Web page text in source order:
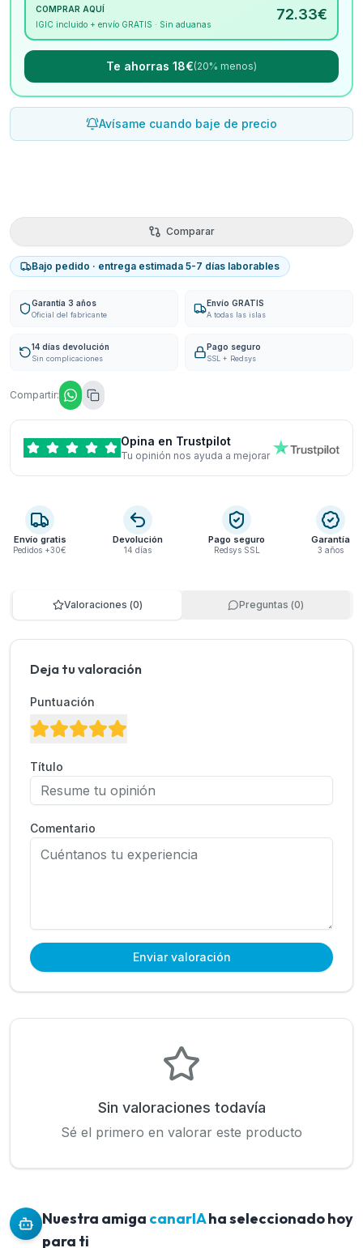
COMPRAR AQUÍ
IGIC incluido + envío GRATIS · Sin aduanas
72.33€
Te ahorras 18€(20% menos)
Avísame cuando baje de precio
Comparar
Bajo pedido · entrega estimada 5-7 días laborables
Garantía 3 años
Oficial del fabricante
Envío GRATIS
A todas las islas
14 días devolución
Sin complicaciones
Pago seguro
SSL + Redsys
Compartir:
Opina en Trustpilot
Tu opinión nos ayuda a mejorar
Envío gratis
Pedidos +30€
Devolución
14 días
Pago seguro
Redsys SSL
Garantía
3 años
Valoraciones (0) Preguntas (0)
Deja tu valoración
Puntuación
Título
Comentario
Enviar valoración
Sin valoraciones todavía
Sé el primero en valorar este producto
Nuestra amiga canarIAha seleccionado hoy
para ti